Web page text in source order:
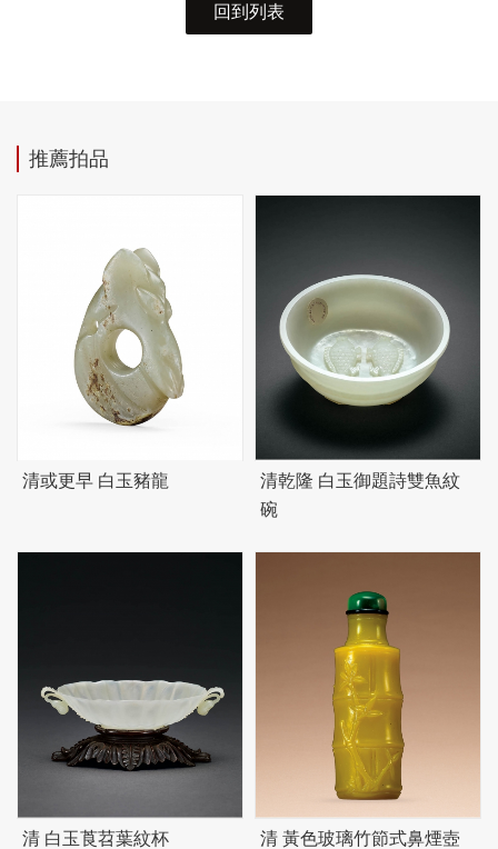
回到列表
推薦拍品
清或更早 白玉豬龍
清乾隆 白玉御題詩雙魚紋
碗
清 白玉莨苕葉紋杯 清 黃色玻璃竹節式鼻煙壺